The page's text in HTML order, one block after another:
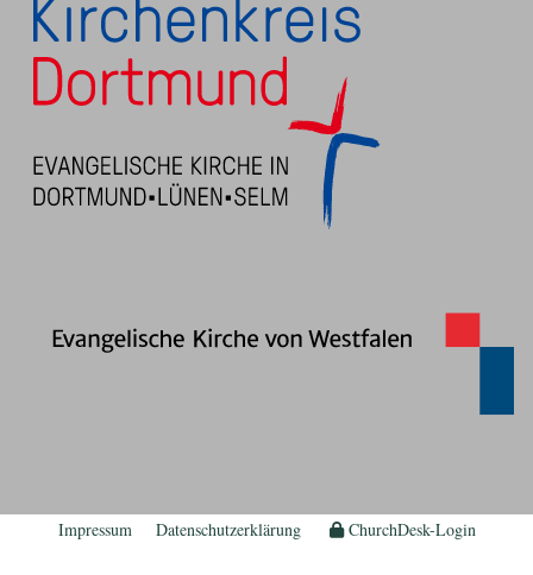
Impressum Datenschutzerklärung ChurchDesk-Login